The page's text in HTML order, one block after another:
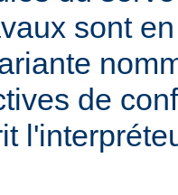
sont
de